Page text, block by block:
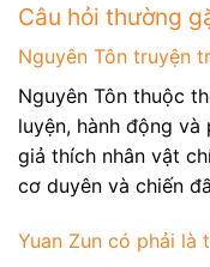
Câu hỏi thường
Nguyên Tôn truyện
Nguyên Tôn thuộc
luyện, hành động
giả thích nhân vật
cơ duyên và chiến
Yuan Zun có phải là